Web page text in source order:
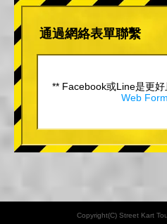
通過網絡表單聯繫
** Facebook或Line是更好
Web
Copyright(C) Street Kart